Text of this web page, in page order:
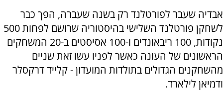
אבדיה שעבר לפורטלנד רק בשנה שעברה, הפך כבר
לשחקן פורטלנד השלישי בהיסטוריה שרושם לפחות 500
נקודות, 100 ריבאונדים ו-100 אסיסטים ב-20 המשחקים
הראשונים של העונה כאשר לפניו עשו זאת שניים
מהשחקנים הגדולים בתולדות המועדון - קלייד דרקסלר
ודמיאן לילארד.